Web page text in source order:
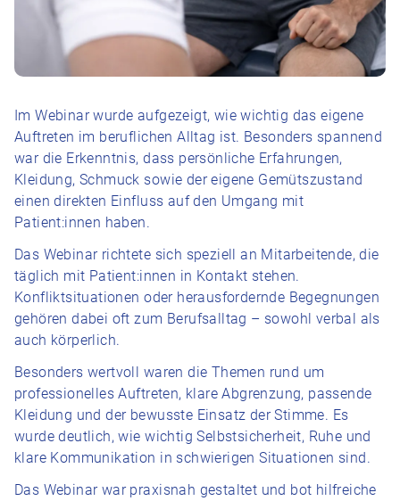
Im Webinar wurde aufgezeigt, wie wichtig das eigene
Auftreten im beruflichen Alltag ist. Besonders spannend
war die Erkenntnis, dass persönliche Erfahrungen,
Kleidung, Schmuck sowie der eigene Gemütszustand
einen direkten Einfluss auf den Umgang mit
Patient:innen haben.
Das Webinar richtete sich speziell an Mitarbeitende, die
täglich mit Patient:innen in Kontakt stehen.
Konfliktsituationen oder herausfordernde Begegnungen
gehören dabei oft zum Berufsalltag – sowohl verbal als
auch körperlich.
Besonders wertvoll waren die Themen rund um
professionelles Auftreten, klare Abgrenzung, passende
Kleidung und der bewusste Einsatz der Stimme. Es
wurde deutlich, wie wichtig Selbstsicherheit, Ruhe und
klare Kommunikation in schwierigen Situationen sind.
Das Webinar war praxisnah gestaltet und bot hilfreiche